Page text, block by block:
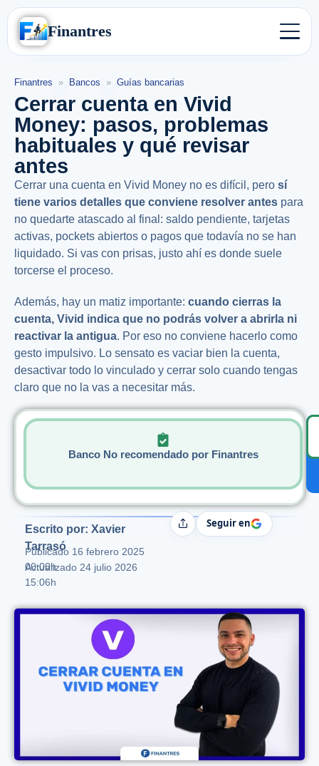
Finantres
Finantres » Bancos » Guías bancarias
Cerrar cuenta en Vivid
Money: pasos, problemas
habituales y qué revisar
antes
Cerrar una cuenta en Vivid Money no es difícil, pero sí
tiene varios detalles que conviene resolver antes para
no quedarte atascado al final: saldo pendiente, tarjetas
activas, pockets abiertos o pagos que todavía no se han
liquidado. Si vas con prisas, justo ahí es donde suele
torcerse el proceso.
Además, hay un matiz importante: cuando cierras la
cuenta, Vivid indica que no podrás volver a abrirla ni
reactivar la antigua. Por eso no conviene hacerlo como
gesto impulsivo. Lo sensato es vaciar bien la cuenta,
desactivar todo lo vinculado y cerrar solo cuando tengas
claro que no la vas a necesitar más.
Banco No recomendado por Finantres
Escrito por: Xavier
Tarrasó
Publicado 16 febrero 2025
00:00h
Actualizado 24 julio 2026
15:06h
CompartirSeguir en